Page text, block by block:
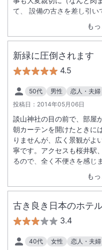
も
て、 設備の古さを差し引い
新緑に圧倒されます
4.5
50代 男性
恋人・夫婦
投稿日： 2014年05月06日
も
談山神社の目の前で、部屋
朝カーテンを開けたときに
りませんが、広く景観がよ
寧です。アクセスも桜井駅
るので、全く不便さを感じ
古き良き日本のホテ
3.4
40代 女性
恋人・夫婦